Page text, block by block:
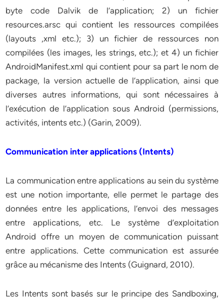
byte code Dalvik de l’application; 2) un fichier
resources.arsc qui contient les ressources compilées
(layouts ,xml etc.); 3) un fichier de ressources non
compilées (les images, les strings, etc.); et 4) un fichier
AndroidManifest.xml qui contient pour sa part le nom de
package, la version actuelle de l’application, ainsi que
diverses autres informations, qui sont nécessaires à
l’exécution de l’application sous Android (permissions,
activités, intents etc.) (Garin, 2009).
Communication inter applications (Intents)
La communication entre applications au sein du système
est une notion importante, elle permet le partage des
données entre les applications, l’envoi des messages
entre applications, etc. Le système d’exploitation
Android offre un moyen de communication puissant
entre applications. Cette communication est assurée
grâce au mécanisme des Intents (Guignard, 2010).
Les Intents sont basés sur le principe des Sandboxing,